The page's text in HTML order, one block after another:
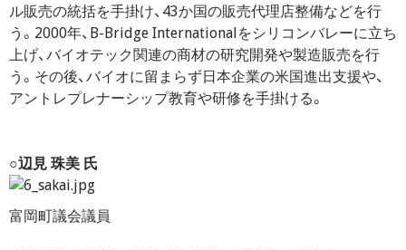
ル販売の統括を手掛け、43か国の販売代理店整備などを行
う。2000年、B-Bridge Internationalをシリコンバレーに立ち
上げ、バイオテック関連の商材の研究開発や製造販売を行
う。その後、バイオに留まらず日本企業の米国進出支援や、
アントレプレナーシップ教育や研修を手掛ける。
○辺見 珠美 氏
富岡町議会議員